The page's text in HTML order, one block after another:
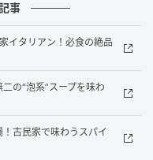
事
イタリアン！必食の絶品
の“泡系”スープを味わ
！古民家で味わうスパイ